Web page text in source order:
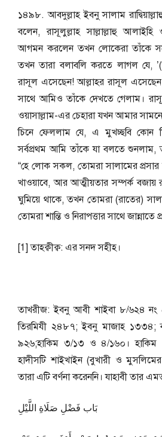
১৪৯৮. আবদুল্লাহ ইবনু সালাম
বলেন, রাসূলুল্লাহ সাল্লাল্লাহু আলাইহি
আগমন করলেন তখন লোকেরা তাঁকে
তখন তারা বলাবলি করতে লাগল যে,
রাসূল এসেছেন! আল্লাহর রাসূল
সাথে আমিও তাঁকে দেখতে গেলাম।
ওয়াসাল্লাম-এর চেহারা যখন আমার
চিনে ফেললাম যে, এ মুখচ্ছবি কোন
সর্বপ্রথম আমি তাঁকে যা বলতে শুনলাম,
“হে লোক সকল, তোমরা সালামের
খাওয়াবে, আর আত্মীয়তার সম্পর্ক বজায়
ঘুমিয়ে থাকে, তখন তোমরা (রাতের)
তোমরা শান্তি ও নিরাপত্তার সাথে
[1] তাহক্বীক্ব: এর সনদ সহীহ।
তাখরীজ: ইবনু আবী শাইবা ৮/৬২৪
তিরমিযী ২৪৮৭; ইবনু মাজাহ ১৩৩৪;
৯২৬;হাকিম ৩/১৩ ও ৪/১৬০। হাকিম
হাদীসটি শাইখাইন (বুখারী ও
তারা এটি বর্ণনা করেননি। যাহাবী তার
بَاب فَضْلِ صَلَاةِ اللَّيْلِ